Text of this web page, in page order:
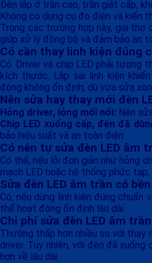
Đèn lắp ở trần cao, trần giật cấp,
Không có dụng cụ đo điện và kiến
Trong các trường hợp này, gọi thợ
giúp xử lý đồng bộ và đảm bảo an
Có cần thay linh kiện đúng
Có. Driver và chip LED phải tương
kích thước. Lắp sai linh kiện
động không ổn định, dù vừa sửa
Nên sửa hay thay mới đèn
Hỏng driver, lỏng mối nối: Nên
Chip LED xuống cấp, đèn đã
bảo hiệu suất và an toàn điện
Có nên tự sửa đèn LED âm
Có thể, nếu lỗi đơn giản như hỏng
mạch LED hoặc hệ thống phức
Sửa đèn LED âm trần có
Có, nếu dùng linh kiện đúng
thể hoạt động ổn định lâu dài.
Chi phí sửa đèn LED âm
Thường thấp hơn nhiều so với thay
driver. Tuy nhiên, với đèn đã
hơn về lâu dài.